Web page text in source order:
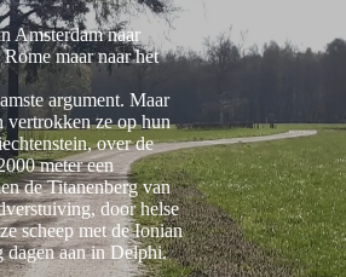
Amsterdam naar
maar naar het
argument. Maar
vertrokken ze op hun
over de
meter een
de Titanenberg van
door helse
scheep met de Ionian
dagen aan in Delphi.